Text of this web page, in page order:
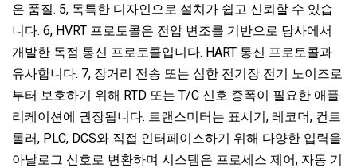
은 품질. 5, 독특한 디자인으로 설치가 쉽고 신뢰할 수 있습
니다. 6, HVRT 프로토콜은 전압 변조를 기반으로 당사에서
개발한 독점 통신 프로토콜입니다. HART 통신 프로토콜과
유사합니다. 7, 장거리 전송 또는 심한 전기장 전기 노이즈로
부터 보호하기 위해 RTD 또는 T/C 신호 증폭이 필요한 애플
리케이션에 권장됩니다. 트랜스미터는 표시기, 레코더, 컨트
롤러, PLC, DCS와 직접 인터페이스하기 위해 다양한 입력을
아날로그 신호로 변환하며 시스템은 프로세스 제어, 자동 기